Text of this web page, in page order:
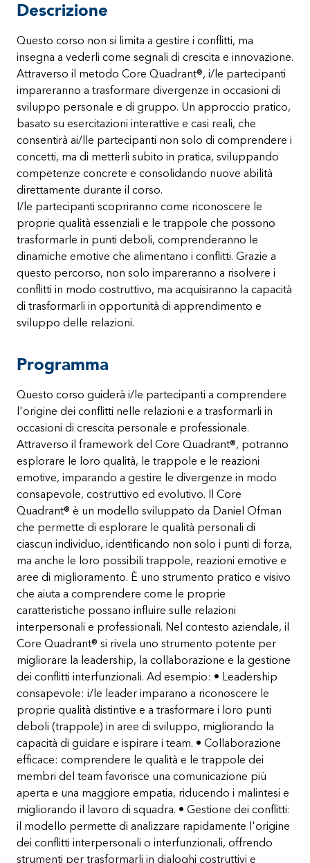
Descrizione
Questo corso non si limita a gestire i conflitti, ma
insegna a vederli come segnali di crescita e innovazione.
Attraverso il metodo Core Quadrant®, i/le partecipanti
impareranno a trasformare divergenze in occasioni di
sviluppo personale e di gruppo. Un approccio pratico,
basato su esercitazioni interattive e casi reali, che
consentirà ai/lle partecipanti non solo di comprendere i
concetti, ma di metterli subito in pratica, sviluppando
competenze concrete e consolidando nuove abilità
direttamente durante il corso.
I/le partecipanti scopriranno come riconoscere le
proprie qualità essenziali e le trappole che possono
trasformarle in punti deboli, comprenderanno le
dinamiche emotive che alimentano i conflitti. Grazie a
questo percorso, non solo impareranno a risolvere i
conflitti in modo costruttivo, ma acquisiranno la capacità
di trasformarli in opportunità di apprendimento e
sviluppo delle relazioni.
Programma
Questo corso guiderà i/le partecipanti a comprendere
l'origine dei conflitti nelle relazioni e a trasformarli in
occasioni di crescita personale e professionale.
Attraverso il framework del Core Quadrant®, potranno
esplorare le loro qualità, le trappole e le reazioni
emotive, imparando a gestire le divergenze in modo
consapevole, costruttivo ed evolutivo. Il Core
Quadrant® è un modello sviluppato da Daniel Ofman
che permette di esplorare le qualità personali di
ciascun individuo, identificando non solo i punti di forza,
ma anche le loro possibili trappole, reazioni emotive e
aree di miglioramento. È uno strumento pratico e visivo
che aiuta a comprendere come le proprie
caratteristiche possano influire sulle relazioni
interpersonali e professionali. Nel contesto aziendale, il
Core Quadrant® si rivela uno strumento potente per
migliorare la leadership, la collaborazione e la gestione
dei conflitti interfunzionali. Ad esempio: • Leadership
consapevole: i/le leader imparano a riconoscere le
proprie qualità distintive e a trasformare i loro punti
deboli (trappole) in aree di sviluppo, migliorando la
capacità di guidare e ispirare i team. • Collaborazione
efficace: comprendere le qualità e le trappole dei
membri del team favorisce una comunicazione più
aperta e una maggiore empatia, riducendo i malintesi e
migliorando il lavoro di squadra. • Gestione dei conflitti:
il modello permette di analizzare rapidamente l'origine
dei conflitti interpersonali o interfunzionali, offrendo
strumenti per trasformarli in dialoghi costruttivi e